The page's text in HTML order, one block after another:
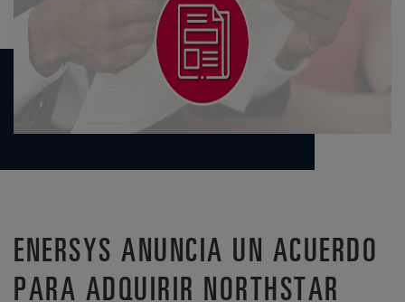
ENERSYS ANUNCIA UN ACUERDO
PARA ADQUIRIR NORTHSTAR